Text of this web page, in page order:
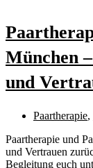
ein
München
und
Paartherapie,
Paartherapie und
und Vertrauen
Begleitung euch